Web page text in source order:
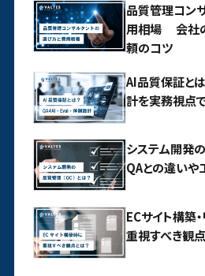
品質管理コン
用相場 会社
頼のコツ
AI品質保証と
計を実務視点
システム開発の
QAとの違いや
ECサイト構築
重視すべき観